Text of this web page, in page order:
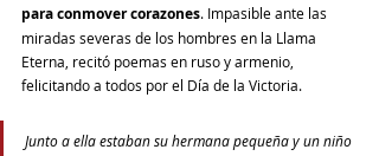
para conmover corazones. Impasible ante las
miradas severas de los hombres en la Llama
Eterna, recitó poemas en ruso y armenio,
felicitando a todos por el Día de la Victoria.
Junto a ella estaban su hermana pequeña y un niño